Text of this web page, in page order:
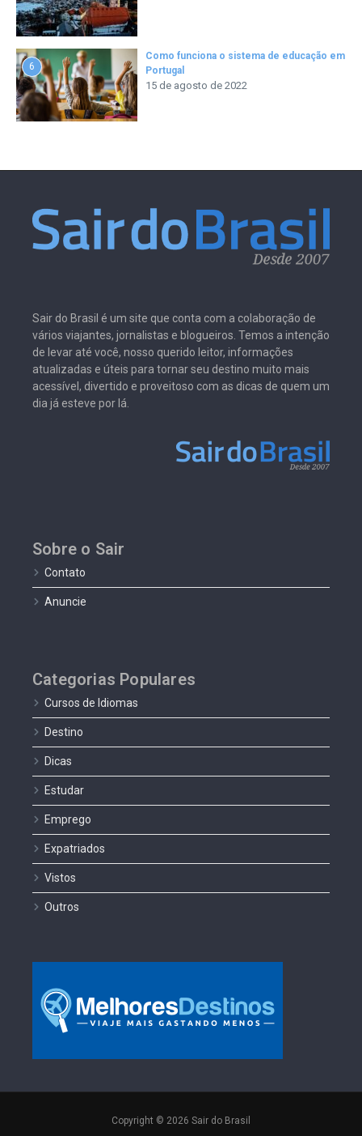
6
Como funciona o sistema de educação em
Portugal
15 de agosto de 2022
Sair do Brasil é um site que conta com a colaboração de
vários viajantes, jornalistas e blogueiros. Temos a intenção
de levar até você, nosso querido leitor, informações
atualizadas e úteis para tornar seu destino muito mais
acessível, divertido e proveitoso com as dicas de quem um
dia já esteve por lá.
Sobre o Sair
Contato
Anuncie
Categorias Populares
Cursos de Idiomas
Destino
Dicas
Estudar
Emprego
Expatriados
Vistos
Outros
Copyright © 2026 Sair do Brasil